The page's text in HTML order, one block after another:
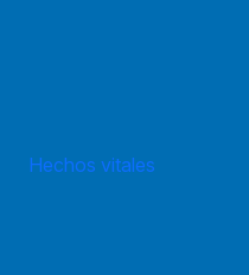
Hechos vitales